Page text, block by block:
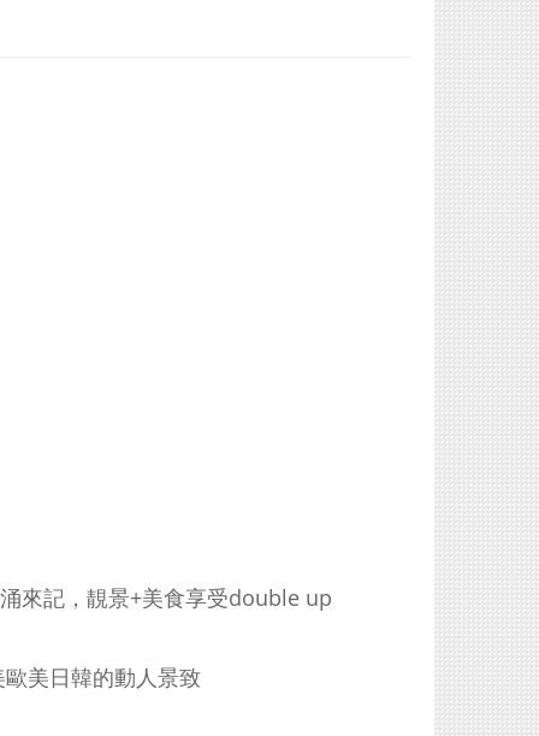
來記，靚景+美食享受double up
美日韓的動人景致